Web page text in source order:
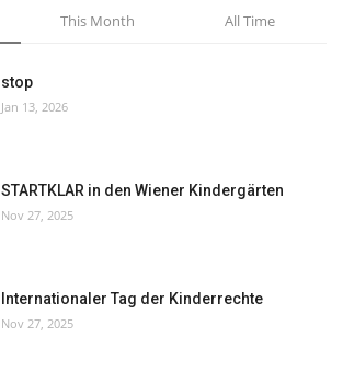
This Month All Time
stop
Jan 13, 2026
STARTKLAR in den Wiener Kindergärten
Nov 27, 2025
Internationaler Tag der Kinderrechte
Nov 27, 2025